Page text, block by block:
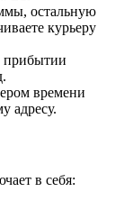
остальную
курьеру
времени
адресу.
в себя: